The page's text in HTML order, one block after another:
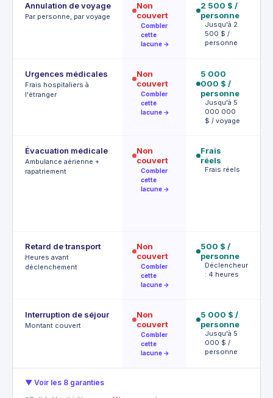
Annulation de voyage
Par personne, par voyage
Non
couvert
Combler
cette
lacune →
2 500 $ /
personne
Jusqu'à 2
500 $ /
personne
Urgences médicales
Frais hospitaliers à
l'étranger
Non
couvert
Combler
cette
lacune →
5 000
000 $ /
personne
Jusqu'à 5
000 000
$ / voyage
Évacuation médicale
Ambulance aérienne +
rapatriement
Non
couvert
Combler
cette
lacune →
Frais
réels
Frais réels
Retard de transport
Heures avant
déclenchement
Non
couvert
Combler
cette
lacune →
500 $ /
personne
Déclencheur
: 4 heures
Interruption de séjour
Montant couvert
Non
couvert
Combler
cette
lacune →
5 000 $ /
personne
Jusqu'à 5
000 $ /
personne
▼ Voir les 8 garanties